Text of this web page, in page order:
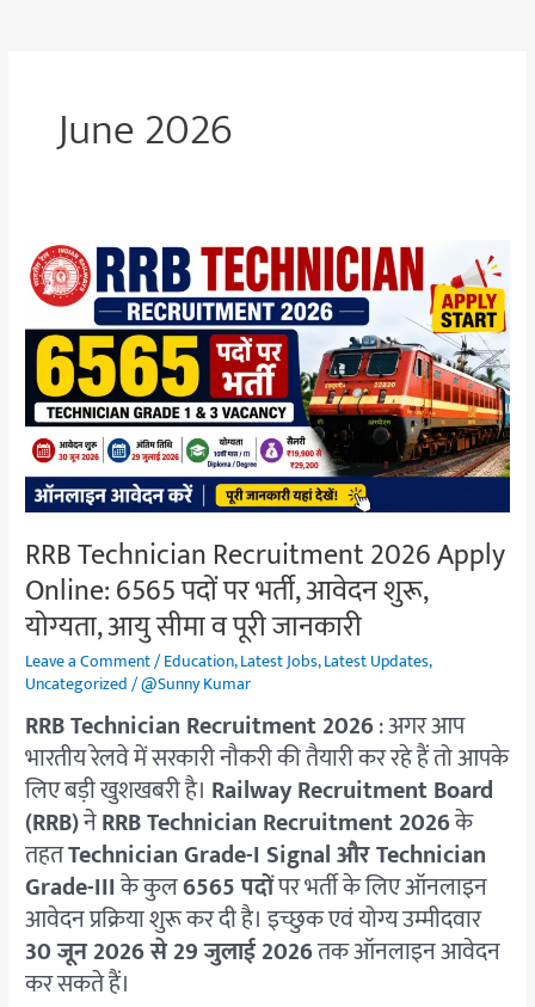
June 2026
RRB Technician Recruitment 2026 Apply
Online: 6565 पदों पर भर्ती, आवेदन शुरू,
योग्यता, आयु सीमा व पूरी जानकारी
Leave a Comment/Education,Latest Jobs,Latest Updates,
Uncategorized/@Sunny Kumar
RRB Technician Recruitment 2026: अगर आप
भारतीय रेलवे में सरकारी नौकरी की तैयारी कर रहे हैं तो आपके
लिए बड़ी खुशखबरी है। Railway Recruitment Board
(RRB)नेRRB Technician Recruitment 2026के
तहतTechnician Grade-I Signal और Technician
Grade-IIIके कुल6565 पदोंपर भर्ती के लिए ऑनलाइन
आवेदन प्रक्रिया शुरू कर दी है। इच्छुक एवं योग्य उम्मीदवार
30 जून 2026 से 29 जुलाई 2026तक ऑनलाइन आवेदन
कर सकते हैं।
RRB
Technician
Recruitment
2026
Apply
Online:
6565
पदों
पर
आवेदन
शुरू,
योग्यता,
आयु
सीमा
पूरी
जानकारी